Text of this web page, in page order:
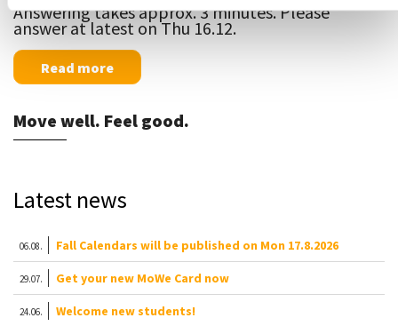
Answering takes approx. 3 minutes. Please
answer at latest on Thu 16.12.
Read more
Move well. Feel good.
Latest news
06.08. Fall Calendars will be published on Mon 17.8.2026
29.07. Get your new MoWe Card now
24.06. Welcome new students!